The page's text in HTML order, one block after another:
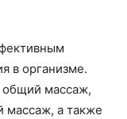
в организме.
общий массаж,
а также